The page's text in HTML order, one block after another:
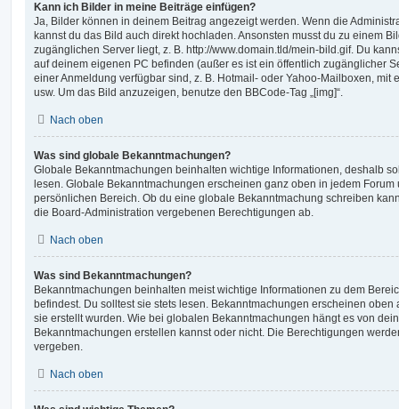
Kann ich Bilder in meine Beiträge einfügen?
Ja, Bilder können in deinem Beitrag angezeigt werden. Wenn die
kannst du das Bild auch direkt hochladen. Ansonsten musst du zu einem
zugänglichen Server liegt, z. B. http://www.domain.tld/mein-bild.gif. Du
auf deinem eigenen PC befinden (außer es ist ein öffentlich zugänglicher
einer Anmeldung verfügbar sind, z. B. Hotmail- oder Yahoo-Mailboxen, mit
usw. Um das Bild anzuzeigen, benutze den BBCode-Tag „[img]“.
Nach oben
Was sind globale Bekanntmachungen?
Globale Bekanntmachungen beinhalten wichtige Informationen, deshalb
lesen. Globale Bekanntmachungen erscheinen ganz oben in jedem
persönlichen Bereich. Ob du eine globale Bekanntmachung schreiben
die Board-Administration vergebenen Berechtigungen ab.
Nach oben
Was sind Bekanntmachungen?
Bekanntmachungen beinhalten meist wichtige Informationen zu dem
befindest. Du solltest sie stets lesen. Bekanntmachungen erscheinen oben
sie erstellt wurden. Wie bei globalen Bekanntmachungen hängt es von
Bekanntmachungen erstellen kannst oder nicht. Die Berechtigungen
vergeben.
Nach oben